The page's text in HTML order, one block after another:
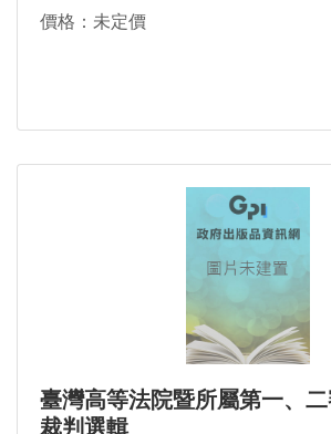
價格：未定價
臺灣高等法院暨所屬第一、
裁判選輯